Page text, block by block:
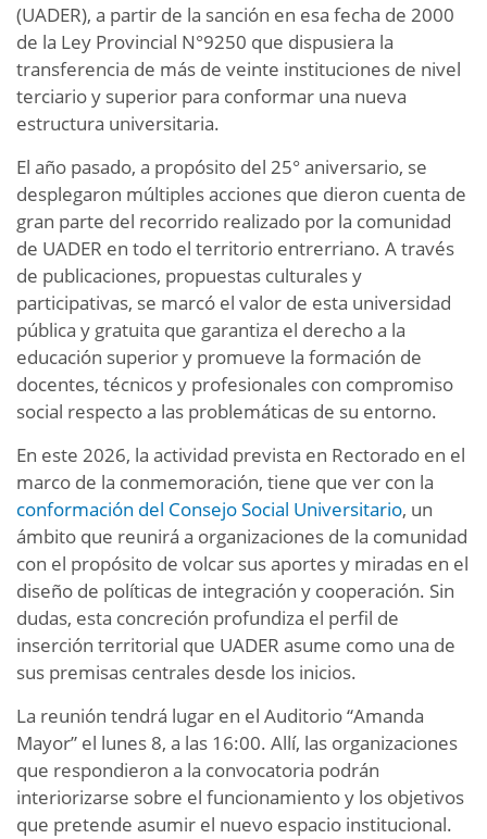
(UADER), a partir de la sanción en esa fecha de 2000
de la Ley Provincial N°9250 que dispusiera la
transferencia de más de veinte instituciones de nivel
terciario y superior para conformar una nueva
estructura universitaria.
El año pasado, a propósito del 25° aniversario, se
desplegaron múltiples acciones que dieron cuenta de
gran parte del recorrido realizado por la comunidad
de UADER en todo el territorio entrerriano. A través
de publicaciones, propuestas culturales y
participativas, se marcó el valor de esta universidad
pública y gratuita que garantiza el derecho a la
educación superior y promueve la formación de
docentes, técnicos y profesionales con compromiso
social respecto a las problemáticas de su entorno.
En este 2026, la actividad prevista en Rectorado en el
marco de la conmemoración, tiene que ver con la
conformación del Consejo Social Universitario, un
ámbito que reunirá a organizaciones de la comunidad
con el propósito de volcar sus aportes y miradas en el
diseño de políticas de integración y cooperación. Sin
dudas, esta concreción profundiza el perfil de
inserción territorial que UADER asume como una de
sus premisas centrales desde los inicios.
La reunión tendrá lugar en el Auditorio “Amanda
Mayor” el lunes 8, a las 16:00. Allí, las organizaciones
que respondieron a la convocatoria podrán
interiorizarse sobre el funcionamiento y los objetivos
que pretende asumir el nuevo espacio institucional.